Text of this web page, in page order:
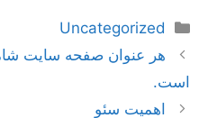
دسته‌ها
Uncategorized
ناوبری
نوشته‌ها
است.
اهمیت سئو